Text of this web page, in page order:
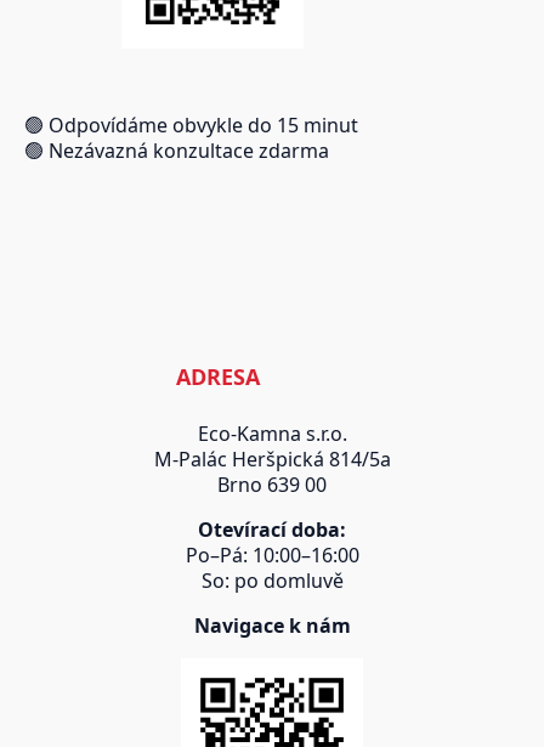
🟢 Odpovídáme obvykle do 15 minut
🟢 Nezávazná konzultace zdarma
ADRESA
Eco-Kamna s.r.o.
M-Palác Heršpická 814/5a
Brno 639 00
Otevírací doba:
Po–Pá: 10:00–16:00
So: po domluvě
Navigace k nám